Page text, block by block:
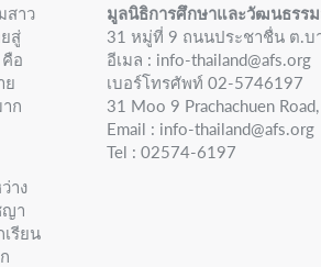
มูลนิธิการศึกษาและวัฒนธรรม
31 หมู่ที่ 9 ถนนประชาชื่น ต.บ
อีเมล : info-thailand@afs.org
เบอร์โทรศัพท์ 02-5746197
31 Moo 9 Prachachuen
Email : info-thailand@afs.org
​Tel : 02574-6197
สาว
สู่
อ
ย
ก
าง
ญา
รียน